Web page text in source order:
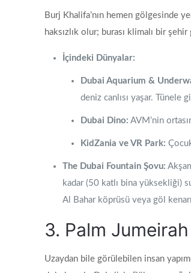
Burj Khalifa’nın hemen gölgesinde
haksızlık olur; burası klimalı bir
İçindeki Dünyalar:
Dubai Aquarium &
deniz canlısı yaşar. Tünele
Dubai Dino: AVM’nin
KidZania ve VR Park:
The Dubai Fountain Şovu:
kadar (50 katlı bina yüksekliği)
Al Bahar köprüsü veya göl
3. Palm
Uzaydan bile görülebilen insan